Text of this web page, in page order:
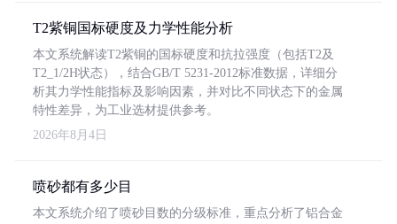
T2紫铜国标硬度及力学性能分析
本文系统解读T2紫铜的国标硬度和抗拉强度（包括T2及
T2_1/2H状态），结合GB/T 5231-2012标准数据，详细分
析其力学性能指标及影响因素，并对比不同状态下的金属
特性差异，为工业选材提供参考。
2026年8月4日
喷砂都有多少目
本文系统介绍了喷砂目数的分级标准，重点分析了铝合金